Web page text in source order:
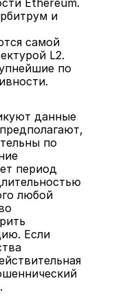
Ethereum.
и
самой
L2.
по
данные
по
период
любой
Если